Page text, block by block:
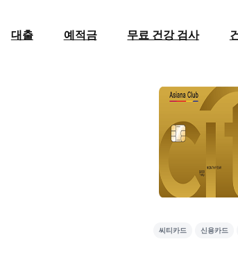
대출 예적금 무료 건강 검사
씨티카드 신용카드